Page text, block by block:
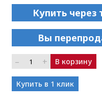
Купить через
Вы
– + В корзину
Купить в 1 клик